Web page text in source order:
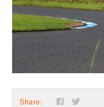
Share: